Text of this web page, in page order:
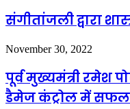
संगीतांजली द्वारा
November 30, 2022
पूर्व मुख्यमंत्री रमेश
डैमेज कंट्रोल में सफल